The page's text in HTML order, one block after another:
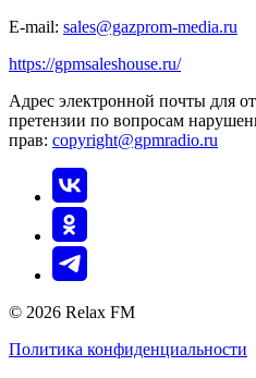
E-mail: sales@gazprom-media.ru
https://gpmsaleshouse.ru/
Адрес электронной почты для
претензии по вопросам
прав: copyright@gpmradio.ru
© 2026 Relax FM
Политика конфиденциальности